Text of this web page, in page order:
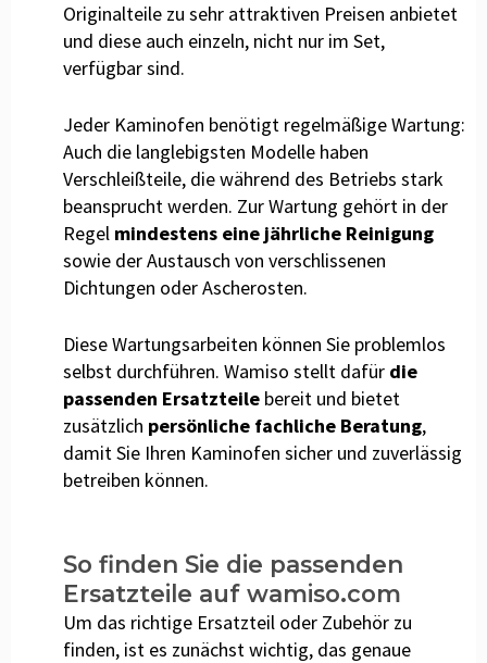
Originalteile zu sehr attraktiven Preisen anbietet
und diese auch einzeln, nicht nur im Set,
verfügbar sind.
Jeder Kaminofen benötigt regelmäßige Wartung:
Auch die langlebigsten Modelle haben
Verschleißteile, die während des Betriebs stark
beansprucht werden. Zur Wartung gehört in der
Regel mindestens eine jährliche Reinigung
sowie der Austausch von verschlissenen
Dichtungen oder Ascherosten.
Diese Wartungsarbeiten können Sie problemlos
selbst durchführen. Wamiso stellt dafür die
passenden Ersatzteilebereit und bietet
zusätzlich persönliche fachliche Beratung,
damit Sie Ihren Kaminofen sicher und zuverlässig
betreiben können.
So finden Sie die passenden
Ersatzteile auf wamiso.com
Um das richtige Ersatzteil oder Zubehör zu
finden, ist es zunächst wichtig, das genaue